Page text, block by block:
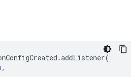
.addListener(
,